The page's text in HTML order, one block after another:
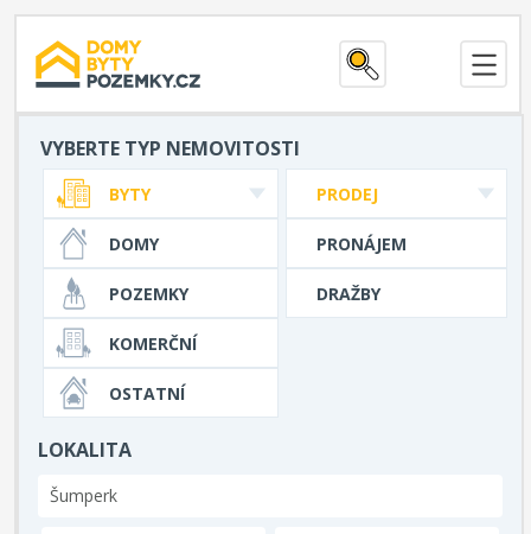
VYBERTE TYP NEMOVITOSTI
PRODEJ
PRONÁJEM
DRAŽBY
BYTY
DOMY
POZEMKY
KOMERČNÍ
OSTATNÍ
LOKALITA